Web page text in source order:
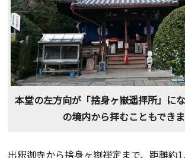
本堂の左方向が「捨身ヶ嶽遥拝所」に
の境内から拝むこともできま
出釈迦寺から捨身ヶ嶽禅定まで、距離約